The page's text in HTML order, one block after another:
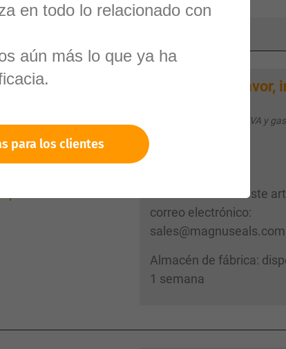
146508
de deseos
Por favor,
Todos los precios más IVA y
Por favor solicite este
correo electrónico:
sales@magnuseals.com
Almacén de fábrica:
1 semana
en todo lo relacionado con
aún más lo que ya ha
para los clientes